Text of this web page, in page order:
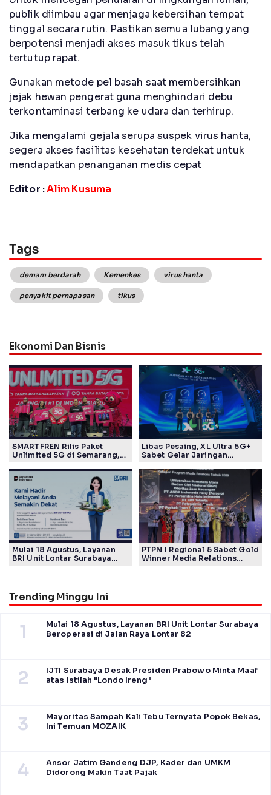
publik diimbau agar menjaga kebersihan tempat
tinggal secara rutin. Pastikan semua lubang yang
berpotensi menjadi akses masuk tikus telah
tertutup rapat.
Gunakan metode pel basah saat membersihkan
jejak hewan pengerat guna menghindari debu
terkontaminasi terbang ke udara dan terhirup.
Jika mengalami gejala serupa suspek virus hanta,
segera akses fasilitas kesehatan terdekat untuk
mendapatkan penanganan medis cepat
Editor :Alim Kusuma
Tags
demam berdarah Kemenkes virus hanta
penyakit pernapasan tikus
Ekonomi Dan Bisnis
SMARTFREN Rilis Paket
Unlimited 5G di Semarang,
Libas Pesaing, XL Ultra 5G+
Sabet Gelar Jaringan
Mulai 18 Agustus, Layanan
BRI Unit Lontar Surabaya
PTPN I Regional 5 Sabet Gold
Winner Media Relations
Trending Minggu Ini
1
Mulai 18 Agustus, Layanan BRI Unit Lontar Surabaya
Beroperasi di Jalan Raya Lontar 82
2
IJTI Surabaya Desak Presiden Prabowo Minta Maaf
atas Istilah "Londo Ireng"
3
Mayoritas Sampah Kali Tebu Ternyata Popok Bekas,
Ini Temuan MOZAIK
4
Ansor Jatim Gandeng DJP, Kader dan UMKM
Didorong Makin Taat Pajak